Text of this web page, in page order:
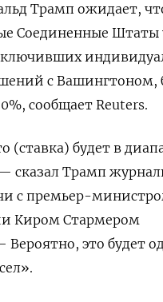
Трамп ожидает,
Соединенные Штаты
с Вашингтоном,
сообщает Reuters.
(ставка) будет в
сказал Трамп
с премьер-
Киром Стармером
это будет